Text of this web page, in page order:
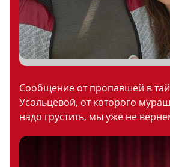
Сообщение от пропавшей в
Усольцевой, от которого
надо грустить, мы уже не